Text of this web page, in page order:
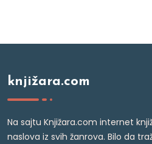
knjižara.com
Na sajtu Knjižara.com internet
naslova iz svih žanrova. Bilo da